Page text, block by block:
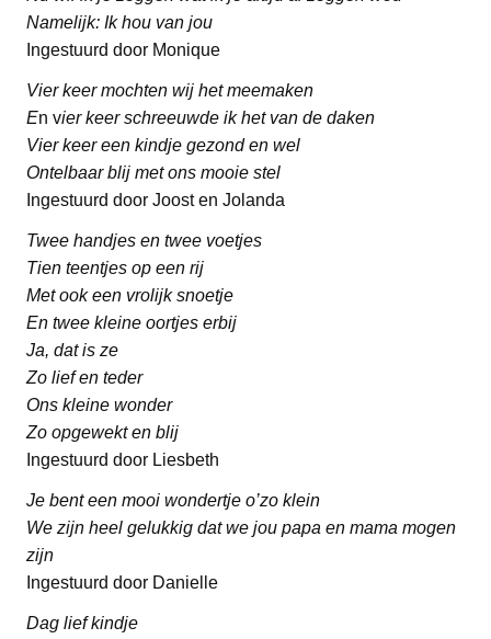
Namelijk: Ik hou van jou
Ingestuurd door Monique
Vier keer mochten wij het meemaken
En vier keer schreeuwde ik het van de daken
Vier keer een kindje gezond en wel
Ontelbaar blij met ons mooie stel
Ingestuurd door Joost en Jolanda
Twee handjes en twee voetjes
Tien teentjes op een rij
Met ook een vrolijk snoetje
En twee kleine oortjes erbij
Ja, dat is ze
Zo lief en teder
Ons kleine wonder
Zo opgewekt en blij
Ingestuurd door Liesbeth
Je bent een mooi wondertje o’zo klein
We zijn heel gelukkig dat we jou papa en mama mogen
zijn
Ingestuurd door Danielle
Dag lief kindje